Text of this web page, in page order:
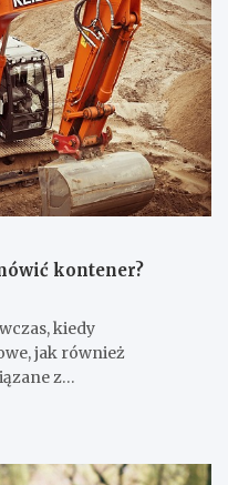
kontener?
kiedy
jak również
z…